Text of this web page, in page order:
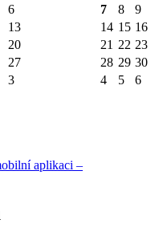
6 7 8
9
13 14 15 16
20 21 22 23
27 28 29 30
3 4 5 6
aplikaci –